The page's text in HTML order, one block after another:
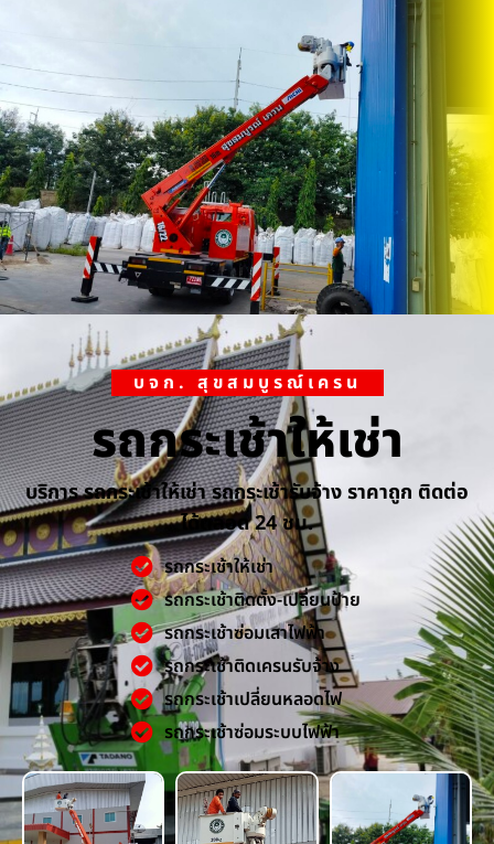
บจก. สุขสมบูรณ์เครน
รถกระเช้าให้เช่า
บริการ รถกระเช้าให้เช่า รถกระเช้ารับจ้าง ราคาถูก ติดต่อ
ได้ตลอด 24 ชม.
รถกระเช้าให้เช่า
รถกระเช้าติดตั้ง-เปลี่ยนป้าย
รถกระเช้าซ่อมเสาไฟฟ้า
รถกระเช้าติดเครนรับจ้าง
รถกระเช้าเปลี่ยนหลอดไฟ
รถกระเช้าซ่อมระบบไฟฟ้า